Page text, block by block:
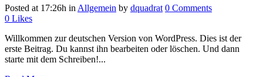
Posted at 17:26h in Allgemein by dquadrat 0 Comments
0 Likes
Willkommen zur deutschen Version von WordPress. Dies ist der
erste Beitrag. Du kannst ihn bearbeiten oder löschen. Und dann
starte mit dem Schreiben!...